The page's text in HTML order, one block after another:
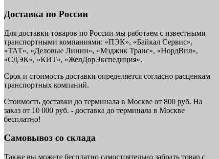
Доставка по России
Для доставки товаров по России мы работаем с известными
транспортными компаниями: «ПЭК», «Байкал Сервис»,
«ТАТ», «Деловые Линии», «Мэджик Транс», «НордВил»,
«СДЭК», «КИТ», «ЖелДорЭкспедиция».
Срок и стоимость доставки определяется согласно расценкам
транспортных компаний.
Стоимость доставки до терминала в Москве от 800 руб. На
заказ от 10 000 руб. - доставка до терминала в Москве
бесплатно!
Самовывоз со склада
Также вы можете бесплатно самостоятельно забрать товар с